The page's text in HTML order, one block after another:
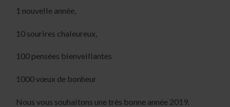
1 nouvelle année,
10 sourires chaleureux,
100 pensées bienveillantes
1000 vœux de bonheur
Nous vous souhaitons une très bonne année 2019.